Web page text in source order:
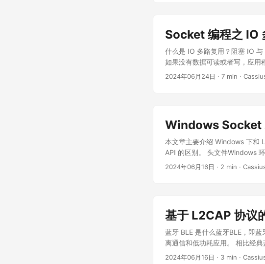
树节点 struct rcu_head rcu; //
的 fd，指向就绪队列节点
符 struct wakeup_source *ws;
ep_pqueue给 poll 队列封装的
Socket 编程之 IO
什么是 IO 多路复用？阻塞 IO
如果没有数据可读或者写，应用
IO，是指应用程序在读写数据时
要一个线程就可以同时处理多个
们监听这些 IO 事件，当有 IO
复用的优点 一个线程可以同时
能 IO 多路复用的实现方式
Linux 下的 IO 多路复用机制，
2024年06月24日 · 7 min ·
Windows Socket
本文章主要介绍 Windows 下和
API 的区别。 头文件Windows
如果使用 MSVC 编译器，那么
2024年06月16日 · 2 min ·
基于 L2CAP 协议
蓝牙 BLE 是什么蓝牙BLE，即
离通信和低功耗应用。 相比经
医疗设备、家居自动化等场景。
2024年06月16日 · 3 min ·